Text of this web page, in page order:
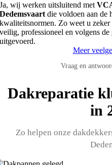
Ja, wij werken uitsluitend met
Dedemsvaart die voldoen aan de
kwaliteitsnormen. Zo weet u
veilig, professioneel en volgens
uitgevoerd.
Meer
Vraag en
Dakreparatie
in
Zo helpen onze